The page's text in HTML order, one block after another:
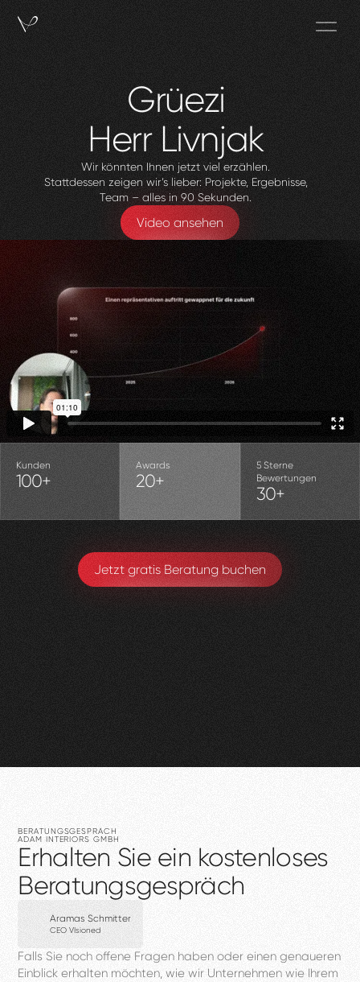
Grüezi
Herr Livnjak
Wir könnten Ihnen jetzt viel erzählen.
Stattdessen zeigen wir’s lieber: Projekte, Ergebnisse,
Team – alles in 90 Sekunden.
Video ansehen
Kunden
100+
Awards
20+
5 Sterne
Bewertungen
30+
Jetzt gratis Beratung buchen
BERATUNGSGESPRÄCH
ADAM INTERIORS GMBH
Erhalten Sie ein kostenloses
Beratungsgespräch
Aramas Schmitter
CEO VIsioned
Falls Sie noch offene Fragen haben oder einen genaueren
Einblick erhalten möchten, wie wir Unternehmen wie Ihrem